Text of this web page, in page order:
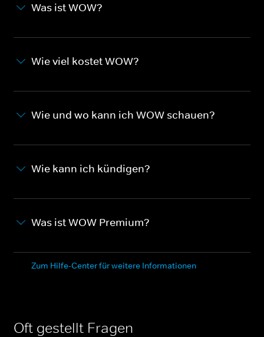
Was ist WOW?
Wie viel kostet WOW?
Wie und wo kann ich WOW schauen?
Wie kann ich kündigen?
Was ist WOW Premium?
Zum Hilfe-Center für weitere Informationen
Oft gestellt Fragen